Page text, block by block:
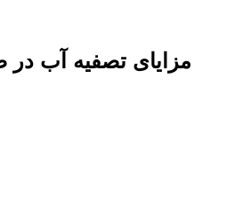
مزایای تصفیه آب در